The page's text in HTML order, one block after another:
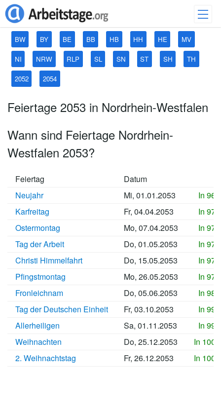
BW BY BE BB HB HH HE MV
NI NRW RLP SL SN ST SH TH
2052 2054
Feiertage 2053 in Nordrhein-Westfalen
Wann sind Feiertage Nordrhein-
Westfalen 2053?
Feiertag
Datum
Neujahr
Mi, 01.01.2053
In
Karfreitag
Fr, 04.04.2053
In
Ostermontag
Mo, 07.04.2053
In
Tag der Arbeit
Do, 01.05.2053
In
Christi Himmelfahrt
Do, 15.05.2053
In
Pfingstmontag
Mo, 26.05.2053
In
Fronleichnam
Do, 05.06.2053
In
Tag der Deutschen Einheit
Fr, 03.10.2053
In
Allerheiligen
Sa, 01.11.2053
In
Weihnachten
Do, 25.12.2053
In
2. Weihnachtstag
Fr, 26.12.2053 In